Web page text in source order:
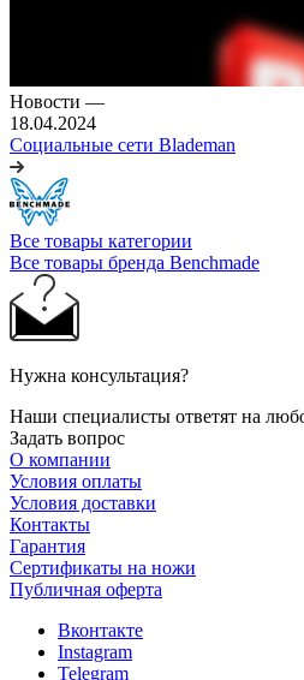
Новости —
18.04.2024
Социальные сети Blademan
Все товары категории
Все товары бренда Benchmade
Нужна консультация?
Наши специалисты ответят на
Задать вопрос
О компании
Условия оплаты
Условия доставки
Контакты
Гарантия
Сертификаты на ножи
Публичная оферта
Вконтакте
Instagram
Telegram